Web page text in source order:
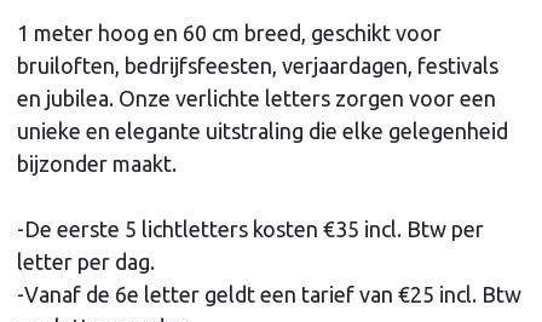
1 meter hoog en 60 cm breed, geschikt voor
bruiloften, bedrijfsfeesten, verjaardagen, festivals
en jubilea. Onze verlichte letters zorgen voor een
unieke en elegante uitstraling die elke gelegenheid
bijzonder maakt.
-De eerste 5 lichtletters kosten €35 incl. Btw per
letter per dag.
-Vanaf de 6e letter geldt een tarief van €25 incl. Btw